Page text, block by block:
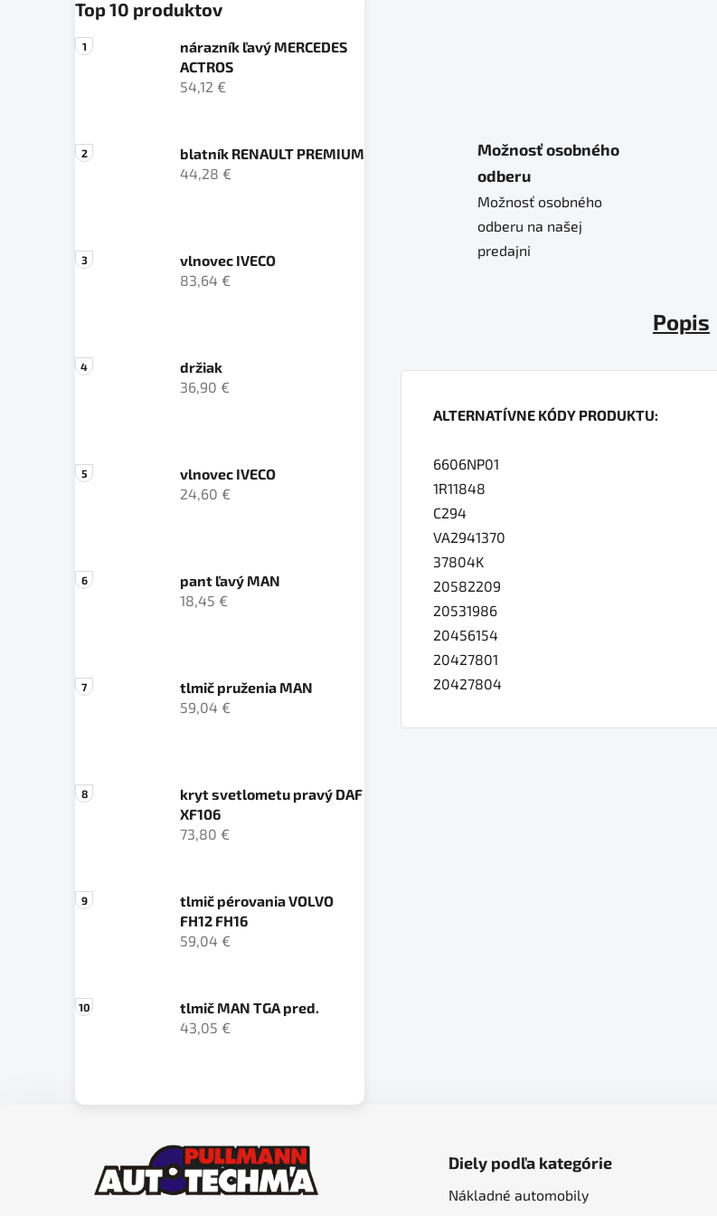
Top 10 produktov
nárazník ľavý MERCEDES
ACTROS
54,12 €
blatník RENAULT PREMIUM
44,28 €
vlnovec IVECO
83,64 €
držiak
36,90 €
vlnovec IVECO
24,60 €
pant ľavý MAN
18,45 €
tlmič pruženia MAN
59,04 €
kryt svetlometu pravý DAF
XF106
73,80 €
tlmič pérovania VOLVO
FH12 FH16
59,04 €
tlmič MAN TGA pred.
43,05 €
Možnosť osobného
odberu
Možnosť osobného
odberu na našej
predajni
Popis
ALTERNATÍVNE KÓDY PRODUKTU:
6606NP01
1R11848
C294
VA2941370
37804K
20582209
20531986
20456154
20427801
20427804
Diely podľa kategórie
Nákladné automobily